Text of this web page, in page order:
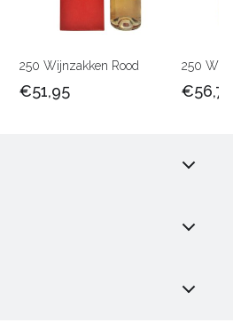
250 Wijnzakken Rood
€51,95
250
€56,75